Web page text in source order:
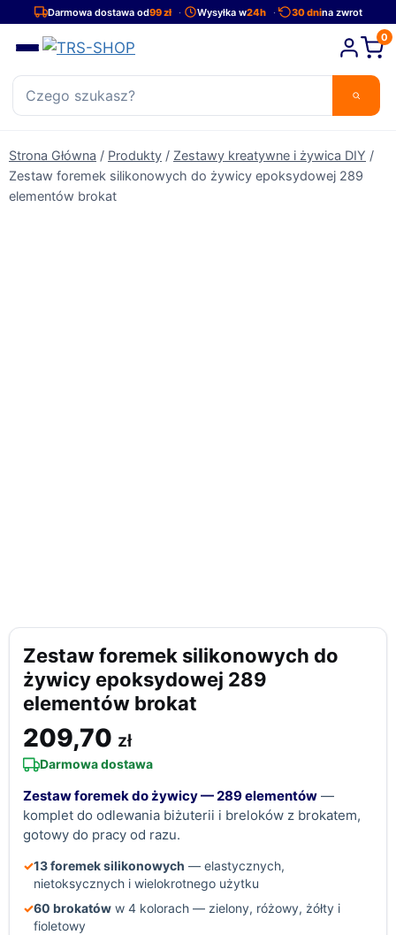
PrzejdźDarmowa dostawa od99 zł Wysyłka w24h 30 dnina zwrot
0
Strona Główna / Produkty / Zestawy kreatywne i żywica DIY /
Zestaw foremek silikonowych do żywicy epoksydowej 289
elementów brokat
Zestaw foremek silikonowych do
żywicy epoksydowej 289
elementów brokat
209,70 zł
Darmowa dostawa
Zestaw foremek do żywicy — 289 elementów —
komplet do odlewania biżuterii i breloków z brokatem,
gotowy do pracy od razu.
✓13 foremek silikonowych — elastycznych,
nietoksycznych i wielokrotnego użytku
✓60 brokatów w 4 kolorach — zielony, różowy, żółty i
fioletowy